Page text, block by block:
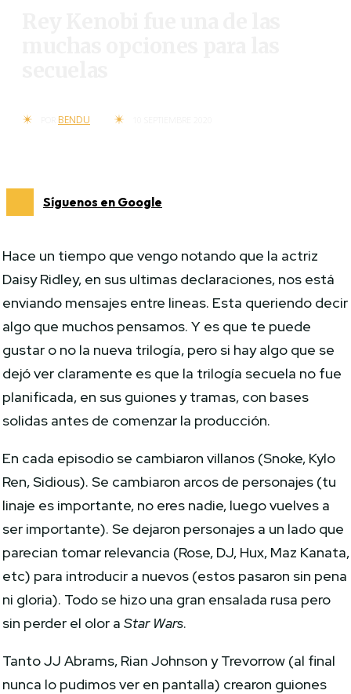
BENDU
Síguenos en Google
Hace un tiempo que vengo notando que la actriz
Daisy Ridley, en sus ultimas declaraciones, nos está
enviando mensajes entre lineas. Esta queriendo decir
algo que muchos pensamos. Y es que te puede
gustar o no la nueva trilogía, pero si hay algo que se
dejó ver claramente es que la trilogía secuela no fue
planificada, en sus guiones y tramas, con bases
solidas antes de comenzar la producción.
En cada episodio se cambiaron villanos (Snoke, Kylo
Ren, Sidious). Se cambiaron arcos de personajes (tu
linaje es importante, no eres nadie, luego vuelves a
ser importante). Se dejaron personajes a un lado que
parecian tomar relevancia (Rose, DJ, Hux, Maz Kanata,
etc) para introducir a nuevos (estos pasaron sin pena
ni gloria). Todo se hizo una gran ensalada rusa pero
sin perder el olor aStar Wars.
Tanto JJ Abrams, Rian Johnson y Trevorrow (al final
nunca lo pudimos ver en pantalla) crearon guiones